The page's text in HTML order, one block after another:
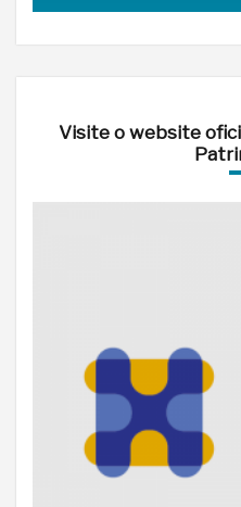
Visite o website